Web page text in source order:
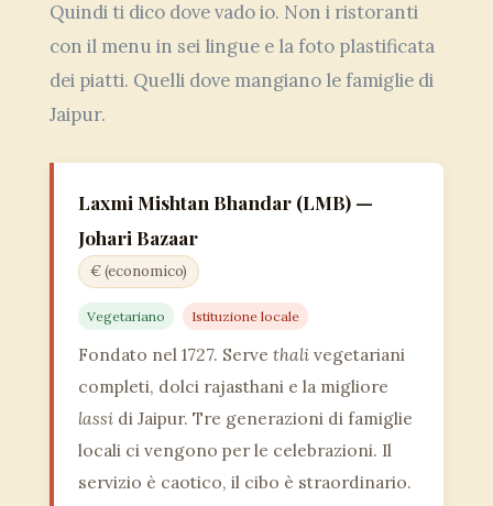
Quindi ti dico dove vado io. Non i ristoranti
con il menu in sei lingue e la foto plastificata
dei piatti. Quelli dove mangiano le famiglie di
Jaipur.
Laxmi Mishtan Bhandar (LMB) —
Johari Bazaar
€ (economico)
Vegetariano Istituzione locale
Fondato nel 1727. Serve thali vegetariani
completi, dolci rajasthani e la migliore
lassi di Jaipur. Tre generazioni di famiglie
locali ci vengono per le celebrazioni. Il
servizio è caotico, il cibo è straordinario.